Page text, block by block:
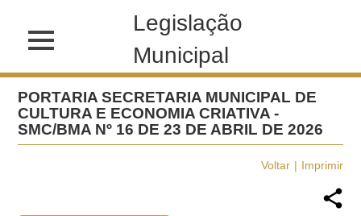
Legislação
Municipal
PORTARIA SECRETARIA MUNICIPAL DE
CULTURA E ECONOMIA CRIATIVA -
SMC/BMA Nº 16 DE 23 DE ABRIL DE 2026
Voltar Imprimir